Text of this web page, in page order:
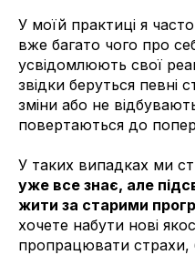
У моїй практиці я
вже багато чого про
усвідомлюють свої
звідки беруться певні
зміни або не
повертаються до
У таких випадках ми
уже все знає, але
жити за старими
хочете набути нові
пропрацювати страхи,